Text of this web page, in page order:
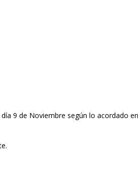
9 de Noviembre según lo acordado